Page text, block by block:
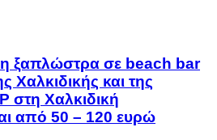
η ξαπλώστρα σε beach bar
Χαλκιδικής και της
στη Χαλκιδική
από 50 – 120 ευρώ